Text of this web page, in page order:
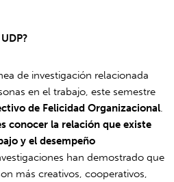
de investigación relacionada
en el trabajo, este semestre
de Felicidad Organizacional
conocer la relación que existe
y el desempeño
han demostrado que
más creativos, cooperativos,